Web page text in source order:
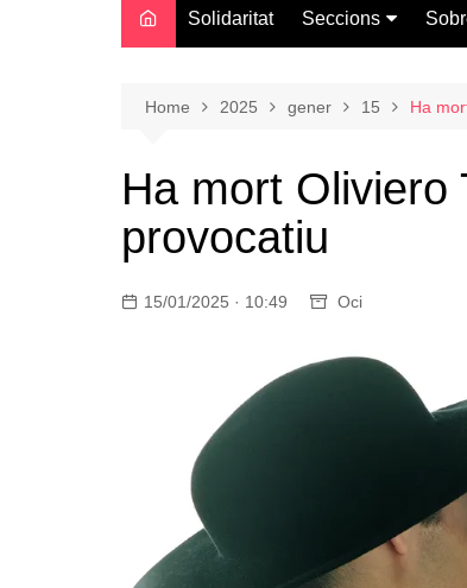
Solidaritat Seccions
Oci
Entrevistes
Salut
Tecnologia
Moda i tendències
Home 2025 gener 15 Ha
Ha mort Oliviero
provocatiu
15/01/2025 · 10:49 Oci